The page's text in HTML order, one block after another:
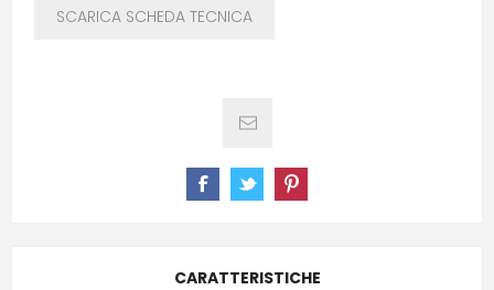
SCARICA SCHEDA TECNICA
CARATTERISTICHE